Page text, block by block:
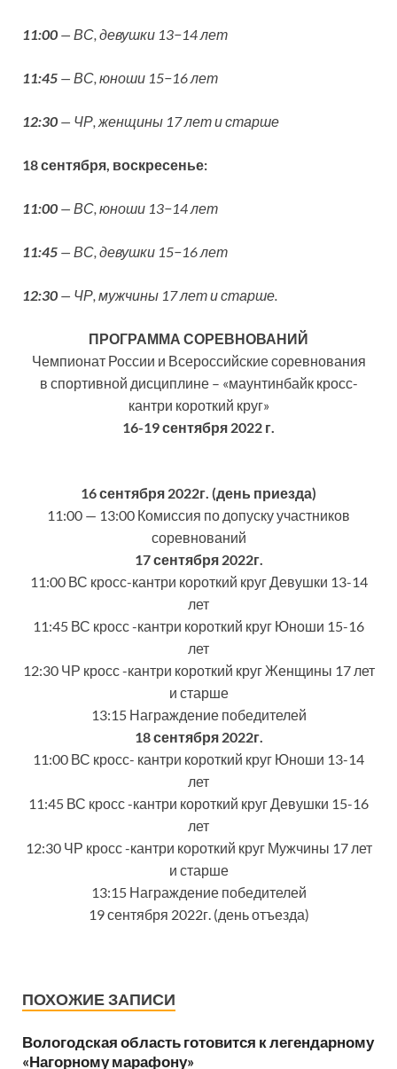
11:00 — ВС, девушки 13−14 лет
11:45 — ВС, юноши 15−16 лет
12:30 — ЧР, женщины 17 лет и старше
18 сентября, воскресенье:
11:00 — ВС, юноши 13−14 лет
11:45 — ВС, девушки 15−16 лет
12:30 — ЧР, мужчины 17 лет и старше.
ПРОГРАММА СОРЕВНОВАНИЙ
Чемпионат России и Всероссийские соревнования
в спортивной дисциплине – «маунтинбайк кросс-
кантри короткий круг»
16-19 сентября 2022 г.
16 сентября 2022г. (день приезда)
11:00 — 13:00 Комиссия по допуску участников
соревнований
17 сентября 2022г.
11:00 ВС кросс-кантри короткий круг Девушки 13-14
лет
11:45 ВС кросс -кантри короткий круг Юноши 15-16
лет
12:30 ЧР кросс -кантри короткий круг Женщины 17 лет
и старше
13:15 Награждение победителей
18 сентября 2022г.
11:00 ВС кросс- кантри короткий круг Юноши 13-14
лет
11:45 ВС кросс -кантри короткий круг Девушки 15-16
лет
12:30 ЧР кросс -кантри короткий круг Мужчины 17 лет
и старше
13:15 Награждение победителей
19 сентября 2022г. (день отъезда)
ПОХОЖИЕ ЗАПИСИ
Вологодская область готовится к легендарному
«Нагорному марафону»